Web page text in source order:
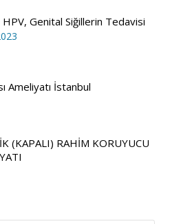
Genital Siğillerin Tedavisi
Ameliyatı İstanbul
(KAPALI) RAHİM KORUYUCU